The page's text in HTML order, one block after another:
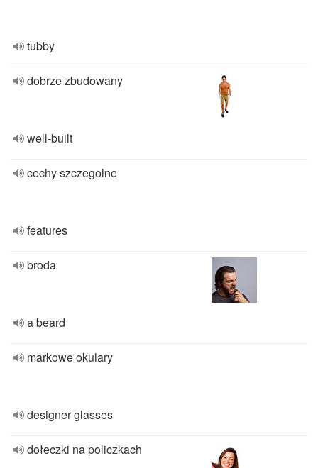
tubby
dobrze zbudowany
well-built
cechy szczegolne
features
broda
a beard
markowe okulary
designer glasses
dołeczki na policzkach